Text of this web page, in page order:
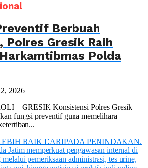
Berbuah
Polres Gresik Raih
Polda
2026
– GRESIK Konsistensi Polres Gresik
fungsi preventif guna memelihara